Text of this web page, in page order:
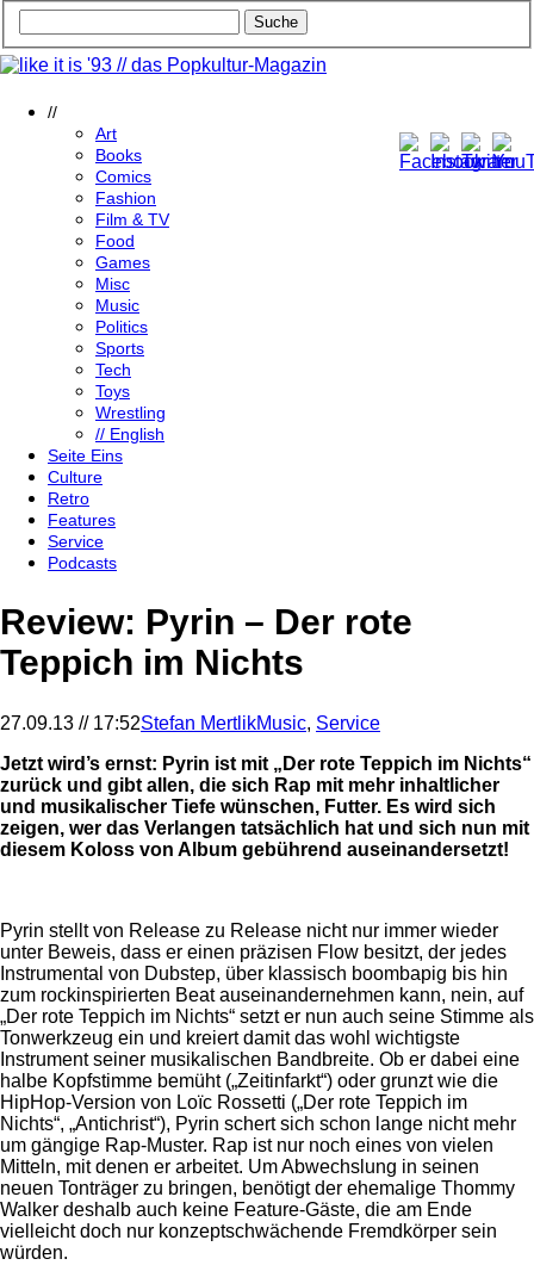
//
Art
Books
Comics
Fashion
Film & TV
Food
Games
Misc
Music
Politics
Sports
Tech
Toys
Wrestling
// English
Seite Eins
Culture
Retro
Features
Service
Podcasts
Review: Pyrin – Der rote
Teppich im Nichts
27.09.13 // 17:52Stefan MertlikMusic, Service
Jetzt wird’s ernst: Pyrin ist mit „Der rote Teppich im Nichts“
zurück und gibt allen, die sich Rap mit mehr inhaltlicher
und musikalischer Tiefe wünschen, Futter. Es wird sich
zeigen, wer das Verlangen tatsächlich hat und sich nun mit
diesem Koloss von Album gebührend auseinandersetzt!
Pyrin stellt von Release zu Release nicht nur immer wieder
unter Beweis, dass er einen präzisen Flow besitzt, der jedes
Instrumental von Dubstep, über klassisch boombapig bis hin
zum rockinspirierten Beat auseinandernehmen kann, nein, auf
„Der rote Teppich im Nichts“ setzt er nun auch seine Stimme als
Tonwerkzeug ein und kreiert damit das wohl wichtigste
Instrument seiner musikalischen Bandbreite. Ob er dabei eine
halbe Kopfstimme bemüht („Zeitinfarkt“) oder grunzt wie die
HipHop-Version von Loïc Rossetti („Der rote Teppich im
Nichts“, „Antichrist“), Pyrin schert sich schon lange nicht mehr
um gängige Rap-Muster. Rap ist nur noch eines von vielen
Mitteln, mit denen er arbeitet. Um Abwechslung in seinen
neuen Tonträger zu bringen, benötigt der ehemalige Thommy
Walker deshalb auch keine Feature-Gäste, die am Ende
vielleicht doch nur konzeptschwächende Fremdkörper sein
würden.